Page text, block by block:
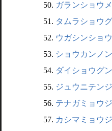
50. ガランショウ
51. タムラショウ
52. ウガシンショ
53. ショウカンノ
54. ダイショウグ
55. ジュウニテン
56. テナガミョウ
57. カシマミョウ